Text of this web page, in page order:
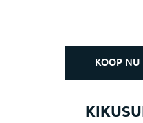
KOOP NU